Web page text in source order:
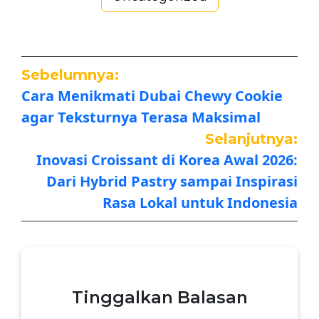
Sebelumnya:
Cara Menikmati Dubai Chewy Cookie
agar Teksturnya Terasa Maksimal
Selanjutnya:
Inovasi Croissant di Korea Awal 2026:
Dari Hybrid Pastry sampai Inspirasi
Rasa Lokal untuk Indonesia
Tinggalkan Balasan